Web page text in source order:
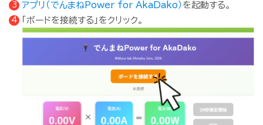
アプリ（でんまねPower for AkaDako） を起動する。
「ボードを接続する」をクリック。